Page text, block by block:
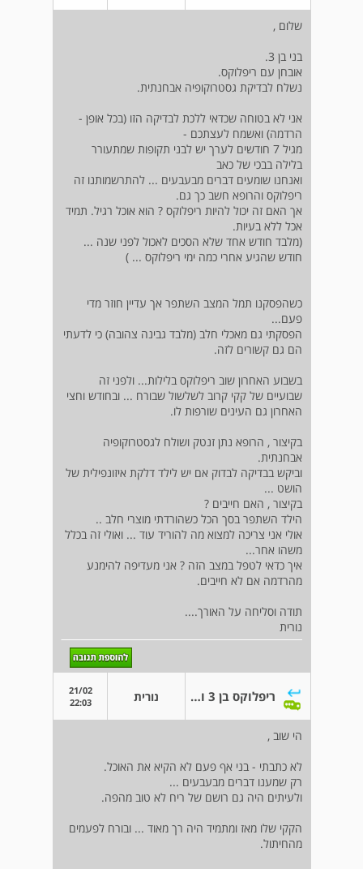
שלום ,
בני בן 3.
אובחן עם ריפלוקס.
נשלח לבדיקת גסטרוקופיה אבחנתית.
אני לא בטוחה שכדאי ללכת לבדיקה הזו (בכל אופן -
הרדמה) ואשמח לעצתכם -
מגיל 7 חודשים לערך יש לבני תקופות שמתעורר
בלילה בבכי של כאב
ואנחנו שומעים דברים מבעבעים ... להתרשמותנו זה
ריפלוקס והרופא חשב כך גם.
אך האם זה יכול להיות ריפלוקס ? הוא אוכל רגיל. תמיד
אכל ללא בעיות.
(מלבד חודש אחד שלא הסכים לאכול לפני שנה ...
חודש שהגיע אחרי כמה ימי ריפלוקס ... )
כשהפסקנו תמל המצב השתפר אך עדיין חוזר מדי
פעם...
הפסקתי גם מאכלי חלב (מלבד גבינה צהובה) כי לדעתי
הם גם קשורים לזה.
בשבוע האחרון שוב ריפלוקס בלילות... ולפני זה
שבועיים של קקי קרוב לשלשול שבורח ... ובחודש וחצי
האחרון גם העינים שורפות לו.
בקיצור , הרופא נתן זנטק ושולח לגסטרוקופיה
אבחנתית.
וביקש בבדיקה לבדוק אם יש לילד דלקת איזונפילית של
הושט ...
בקיצור , האם חייבים ?
הילד השתפר בסך הכל כשהורדתי מוצרי חלב ..
אולי אני צריכה למצוא מה להוריד עוד ... ואולי זה בכלל
משהו אחר...
איך כדאי לטפל במצב הזה ? אני מעדיפה להימנע
מהרדמה אם לא חייבים.
תודה וסליחה על האורך....
נורית
ריפלוקס בן 3 וגסטרוקופיה אבחנתית נורית
21/02
22:03
הי שוב ,
לא כתבתי - בני אף פעם לא הקיא את האוכל.
רק שמענו דברים מבעבעים ...
ולעיתים היה גם רושם של ריח לא טוב מהפה.
הקקי שלו מאז ומתמיד היה רך מאוד ... ובורח לפעמים
מהחיתול.